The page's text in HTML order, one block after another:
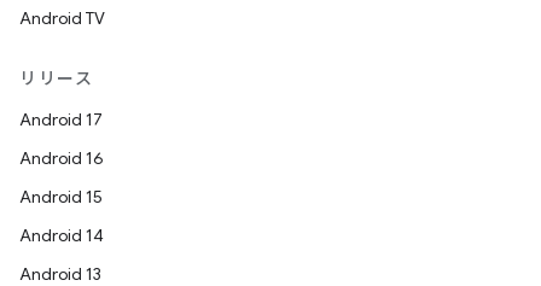
Android TV
リリース
Android 17
Android 16
Android 15
Android 14
Android 13